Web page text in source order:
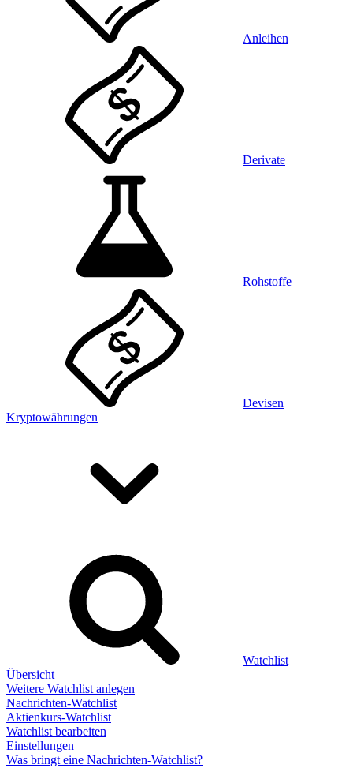
Anleihen
Derivate
Rohstoffe
Devisen
Kryptowährungen
Watchlist
Übersicht
Weitere Watchlist anlegen
Nachrichten-Watchlist
Aktienkurs-Watchlist
Watchlist bearbeiten
Einstellungen
Was bringt eine Nachrichten-Watchlist?